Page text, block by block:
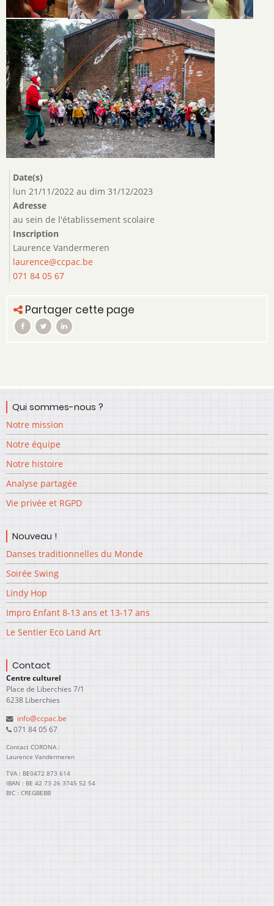
Date(s)
lun 21/11/2022 au dim 31/12/2023
Adresse
au sein de l'établissement scolaire
Inscription
Laurence Vandermeren
laurence@ccpac.be
071 84 05 67
Partager cette page
Qui sommes-nous ?
Notre mission
Notre équipe
Notre histoire
Analyse partagée
Vie privée et RGPD
Nouveau !
Danses traditionnelles du Monde
Soirée Swing
Lindy Hop
Impro Enfant 8-13 ans et 13-17 ans
Le Sentier Eco Land Art
Contact
Centre culturel
Place de Liberchies 7/1
6238 Liberchies
info@ccpac.be
071 84 05 67
Contact CORONA :
Laurence Vandermeren
TVA : BE0472 873 614
IBAN : BE 42 73 26 3745 52 54
BIC : CREGBEBB